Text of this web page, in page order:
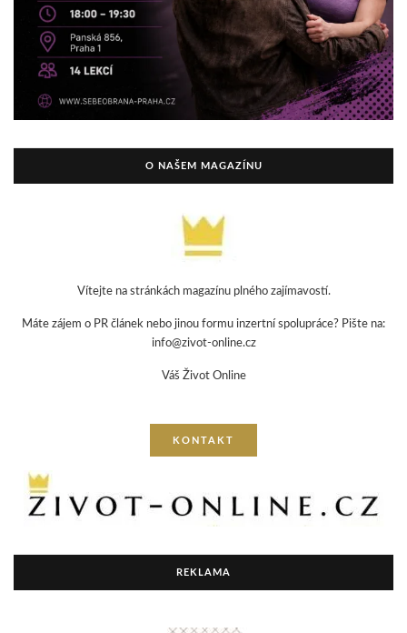
O NAŠEM MAGAZÍNU
Vítejte na stránkách magazínu plného zajímavostí.
Máte zájem o PR článek nebo jinou formu inzertní spolupráce? Pište na:
info@zivot-online.cz
Váš Život Online
KONTAKT
REKLAMA